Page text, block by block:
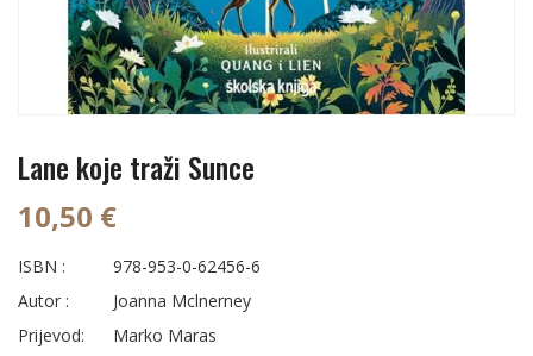
Lane koje traži Sunce
10,50 €
ISBN :
978-953-0-62456-6
Autor :
Joanna Mclnerney
Prijevod:
Marko Maras